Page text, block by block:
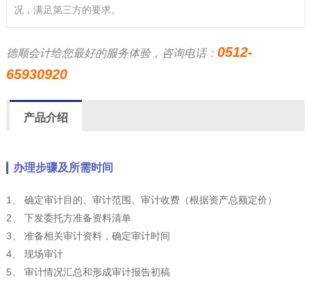
况，满足第三方的要求。
德顺会计给您最好的服务体验，咨询电话： 0512-
65930920
产品介绍
办理步骤及所需时间
1、 确定审计目的、审计范围、审计收费（根据资产总额定价）
2、 下发委托方准备资料清单
3、 准备相关审计资料，确定审计时间
4、 现场审计
5、 审计情况汇总和形成审计报告初稿